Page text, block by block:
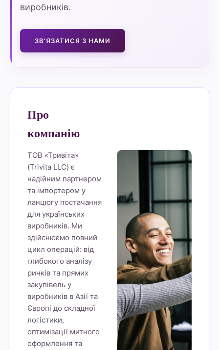
виробників.
ЗВ'ЯЗАТИСЯ З НАМИ
Про
компанію
ТОВ «Тривіта»
(Trivita LLC) є
надійним партнером
та імпортером у
ланцюгу постачання
для українських
виробників. Ми
здійснюємо повний
цикл операцій: від
глибокого аналізу
ринків та прямих
закупівель у
виробників в Азії та
Європі до складної
логістики,
оптимізації митного
оформлення та